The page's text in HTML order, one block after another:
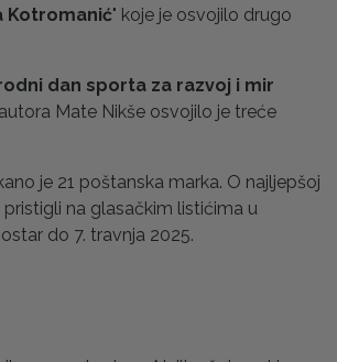
Kotromanić" koje je osvojilo drugo
dan sporta za razvoj i mir
autora Mate Nikše osvojilo je treće
je 21 poštanska marka. O najljepšoj
na glasačkim listićima u
do 7. travnja 2025.